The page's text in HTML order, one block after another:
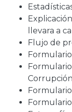
llevara a
Flujo de
Corrupción